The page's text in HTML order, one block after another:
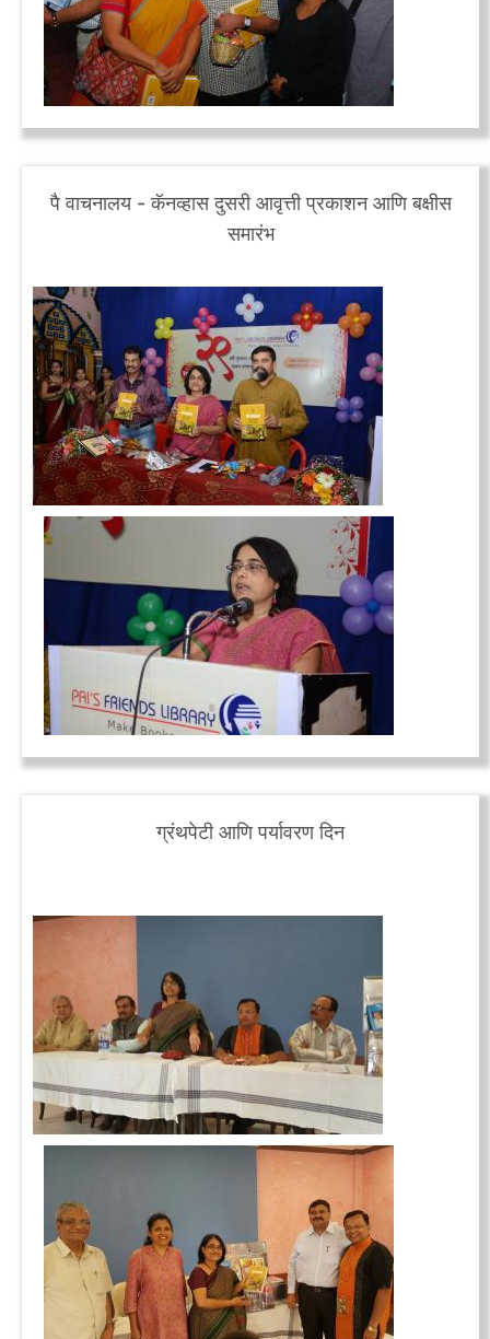
पै वाचनालय - कॅनव्हास दुसरी आवृत्ती प्रकाशन आणि बक्षीस
समारंभ
ग्रंथपेटी आणि पर्यावरण दिन